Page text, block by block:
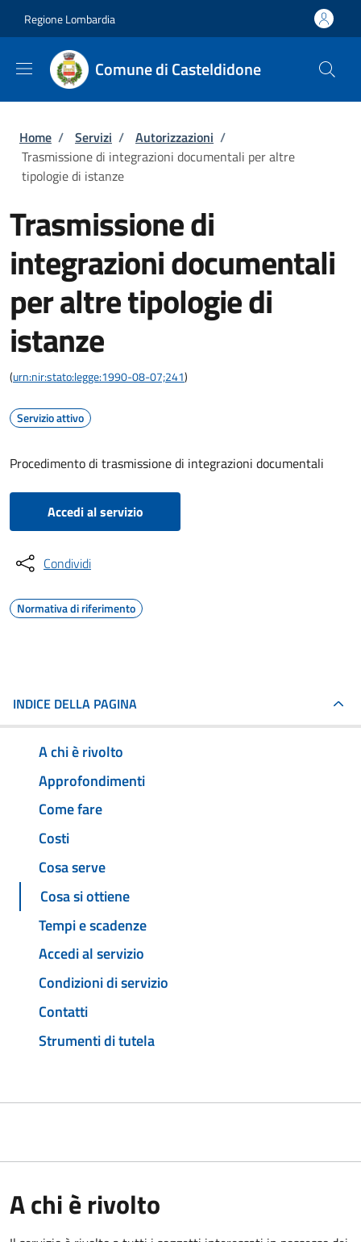
Regione Lombardia
Comune di Casteldidone
Briciole di pane
Home / Servizi / Autorizzazioni /
Trasmissione di integrazioni documentali per altre
tipologie di istanze
Trasmissione di
integrazioni documentali
per altre tipologie di
istanze
(urn:nir:stato:legge:1990-08-07;241)
Servizio attivo
Procedimento di trasmissione di integrazioni documentali
Accedi al servizio
Condividi
Normativa di riferimento
INDICE DELLA PAGINA
A chi è rivolto
Approfondimenti
Come fare
Costi
Cosa serve
Cosa si ottiene
Tempi e scadenze
Accedi al servizio
Condizioni di servizio
Contatti
Strumenti di tutela
A chi è rivolto